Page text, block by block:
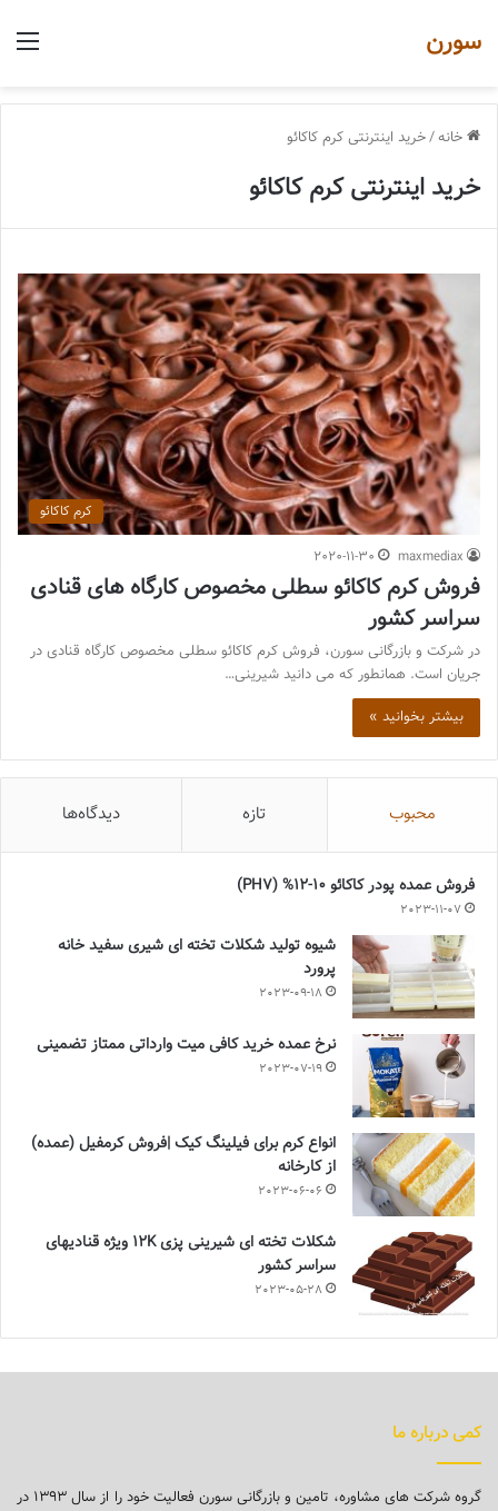
سورن
خانه/خرید اینترنتی کرم کاکائو
خرید اینترنتی کرم کاکائو
کرم کاکائو
maxmediax
2020-11-30
فروش کرم کاکائو سطلی مخصوص کارگاه های قنادی
سراسر کشور
در شرکت و بازرگانی سورن، فروش کرم کاکائو سطلی مخصوص کارگاه قنادی در
جریان است. همانطور که می دانید شیرینی…
بیشتر بخوانید »
محبوب تازه دیدگاه‌ها
فروش عمده پودر کاکائو 10-12% (PH7)
2023-11-07
شیوه تولید شکلات تخته ای شیری سفید خانه
پرورد
2023-09-18
نرخ عمده خرید کافی میت وارداتی ممتاز تضمینی
2023-07-19
انواع کرم برای فیلینگ کیک |فروش کرمفیل (عمده)
از کارخانه
2023-06-06
شکلات تخته ای شیرینی پزی 12K ویژه قنادیهای
سراسر کشور
2023-05-28
کمی درباره ما
گروه شرکت های مشاوره، تامین و بازرگانی سورن فعالیت خود را از سال ۱۳۹۳ در